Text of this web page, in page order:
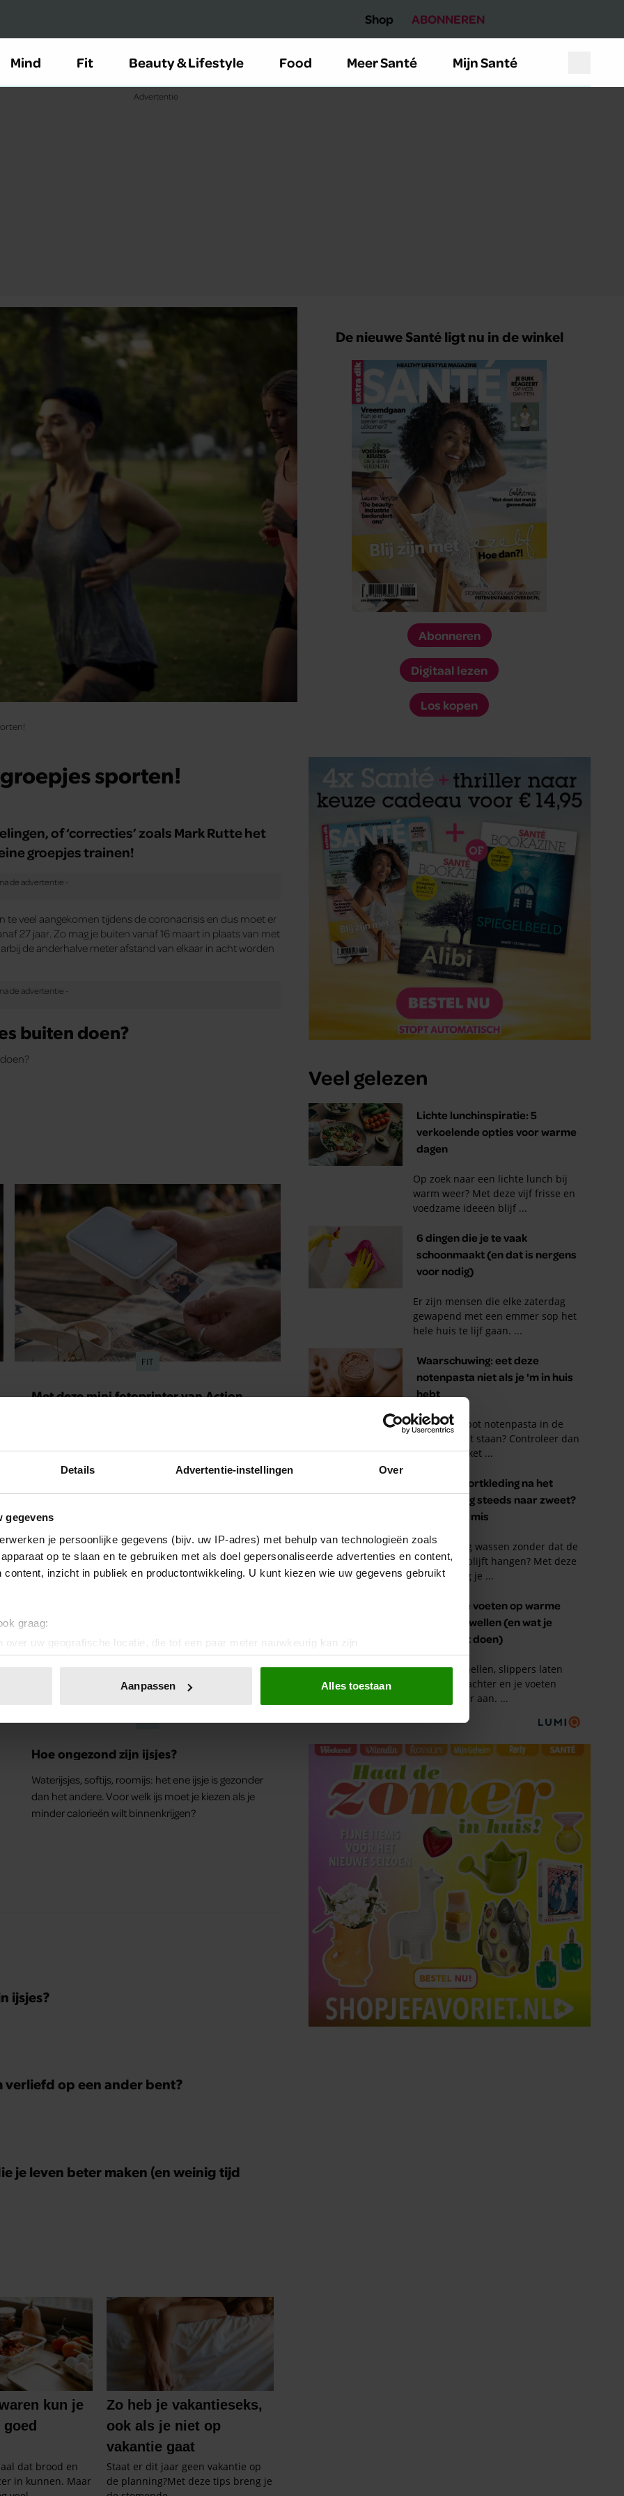
Details Advertentie-instellingen Over
gegevens
je persoonlijke gegevens (bijv. uw IP-adres) met behulp van technologieën zoals
op te slaan en te gebruiken met als doel gepersonaliseerde advertenties en content,
content, inzicht in publiek en productontwikkeling. U kunt kiezen wie uw gegevens gebruikt
graag:
over uw geografische locatie, die tot een paar meter nauwkeurig kan zijn
door het actief te scannen op specifieke eigenschappen (fingerprinting)
of intrekken in de Cookieverklaring.
Ook delen we informatie over uw gebruik van onze site met onze partners voor social
Deze partners kunnen deze gegevens combineren met andere informatie die u aan ze heeft
op basis van uw gebruik van hun services. U gaat akkoord met onze cookies als u
Aanpassen Alles toestaan
Shop ABONNEREN
Mind Fit Beauty & Lifestyle Food Meer Santé Mijn Santé
sporten!
of ‘correcties’ zoals Mark Rutte het
groepjes trainen!
te veel aangekomen tijdens de coronacrisis en dus moet er
27 jaar. Zo mag je buiten vanaf 16 maart in plaats van met
de anderhalve meter afstand van elkaar in acht worden
buiten doen?
FIT
Met deze mini fotoprinter van Action
gezellige momenten met vriendinnen en andere
herinneringen die je eigenlijk nooit meer terugkijkt?
leuke: binnen één minuut heb je jouw foto al in
handen.
Hoe ongezond zijn ijsjes?
Waterijsjes, softijs, roomijs: het ene ijsje is gezonder
dan het andere. Voor welk ijs moet je kiezen als je
minder calorieën wilt binnenkrijgen?
ijsjes?
verliefd op een ander bent?
je leven beter maken (en weinig tijd
De nieuwe Santé ligt nu in de winkel
Abonneren
Digitaal lezen
Los kopen